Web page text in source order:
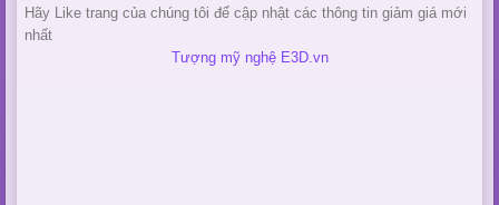
Hãy Like trang của chúng tôi để cập nhật các thông tin giảm giá mới
nhất
Tượng mỹ nghệ E3D.vn